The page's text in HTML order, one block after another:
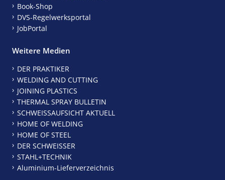
Book-Shop
DVS-Regelwerksportal
JobPortal
Weitere Medien
DER PRAKTIKER
WELDING AND CUTTING
JOINING PLASTICS
THERMAL SPRAY BULLETIN
SCHWEISSAUFSICHT AKTUELL
HOME OF WELDING
HOME OF STEEL
DER SCHWEISSER
STAHL+TECHNIK
Aluminium-Lieferverzeichnis